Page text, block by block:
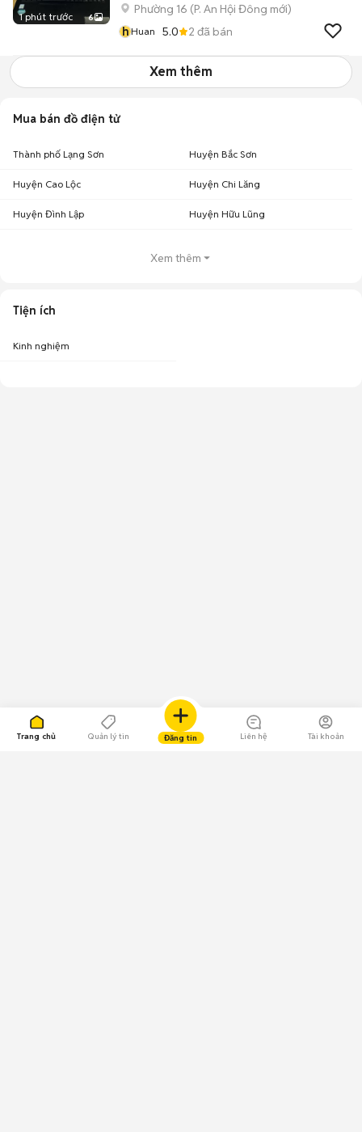
Trang chủ Quản lý tin Đăng tin Liên hệ Tài khoản
1 phút trước 6
Phường 16 (P. An Hội Đông mới)
hHuan 5.0 2 đã bán
Xem thêm
Mua bán đồ điện tử
Thành phố Lạng Sơn Huyện Bắc Sơn
Huyện Cao Lộc Huyện Chi Lăng
Huyện Đình Lập Huyện Hữu Lũng
Xem thêm
Tiện ích
Kinh nghiệm